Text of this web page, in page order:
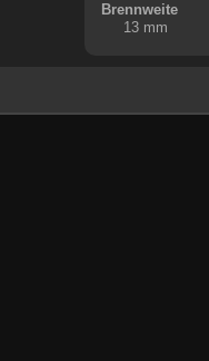
Brennweite
13 mm